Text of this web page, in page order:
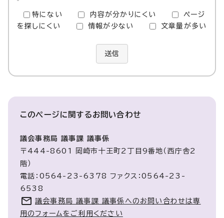
特にない 内容が分かりにくい
ページ
を探しにくい
情報が少ない 文章量が多い
送信
このページに関するお問い合わせ
議会事務局 議事課 議事係
〒444-8601 岡崎市十王町2丁目9番地（西庁舎2
階）
電話：0564-23-6378 ファクス：0564-23-
6538
議会事務局 議事課 議事係へのお問い合わせは専
用のフォームをご利用ください